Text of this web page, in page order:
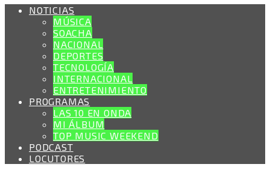
NOTICIAS
MÚSICA
SOACHA
NACIONAL
DEPORTES
TECNOLOGÍA
INTERNACIONAL
ENTRETENIMIENTO
PROGRAMAS
LAS 10 EN ONDA
MI ÁLBUM
TOP MUSIC WEEKEND
PODCAST
LOCUTORES